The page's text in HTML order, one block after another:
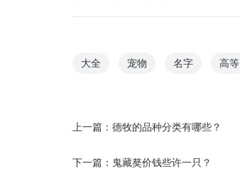
大全 宠物 名字 高等
上一篇： 德牧的品种分类有哪些？
下一篇： 鬼藏獒价钱些许一只？